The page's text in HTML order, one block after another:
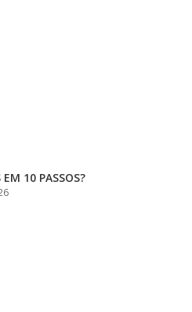
10 PASSOS?